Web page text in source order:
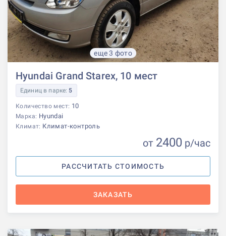
еще 3 фото
Hyundai Grand Starex, 10 мест
Единиц в парке: 5
Количество мест: 10
Марка: Hyundai
Климат: Климат-контроль
от 2400 р/час
РАССЧИТАТЬ СТОИМОСТЬ
ЗАКАЗАТЬ